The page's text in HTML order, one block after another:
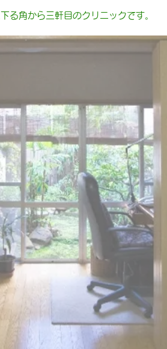
る角から三軒目のクリニックです。